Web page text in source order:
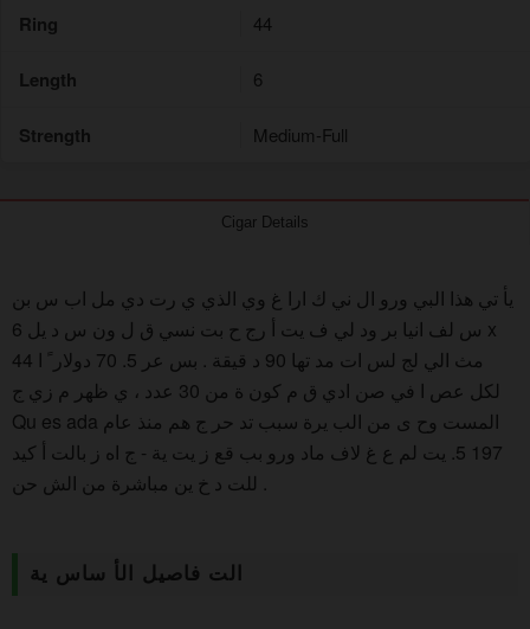
Ring 44
Length 6
Strength Medium-Full
Cigar Details
يأ تي هذا البي ورو ال ني ك ارا غ وي الذي ي رت دي مل اب س بن
س لف انيا بر ود لي ف يت أ رج ح بت نسي ق ل ون س د يل 6 x
44 مث الي لج لس ات مد تها 90 د قيقة . بس عر 5. 70 دولار ً ا
لكل عص ا في صن ادي ق م كون ة من 30 عدد ، ي ظهر م زي ج
Qu es ada المست وح ى من الب يرة سبب تد حر ج هم منذ عام
197 5. يت لم ع غ لاف ماد ورو بب قع ز يت ية - ج اه ز بالت أ كيد
للت د خ ين مباشرة من الش حن .
الت فاصيل الأ ساس ية